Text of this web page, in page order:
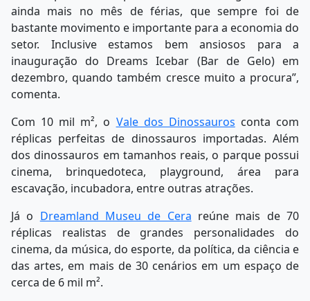
ainda mais no mês de férias, que sempre foi de
bastante movimento e importante para a economia do
setor. Inclusive estamos bem ansiosos para a
inauguração do Dreams Icebar (Bar de Gelo) em
dezembro, quando também cresce muito a procura”,
comenta.
Com 10 mil m², o Vale dos Dinossauros conta com
réplicas perfeitas de dinossauros importadas. Além
dos dinossauros em tamanhos reais, o parque possui
cinema, brinquedoteca, playground, área para
escavação, incubadora, entre outras atrações.
Já o Dreamland Museu de Cera reúne mais de 70
réplicas realistas de grandes personalidades do
cinema, da música, do esporte, da política, da ciência e
das artes, em mais de 30 cenários em um espaço de
cerca de 6 mil m².